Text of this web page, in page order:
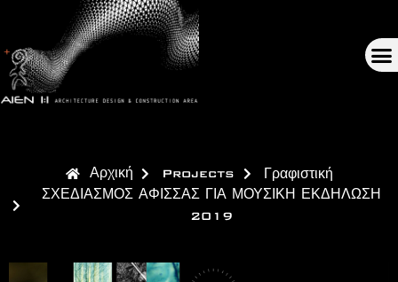
Αρχική Projects
Γραφιστική
ΣΧΕΔΙΑΣΜΟΣ ΑΦΙΣΣΑΣ ΓΙΑ ΜΟΥΣΙΚΗ ΕΚΔΗΛΩΣΗ
2019